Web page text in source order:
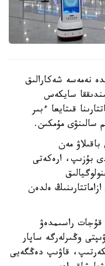
نەمەسە شەكارالىق
سايكەس
قىتايعا ءبىر
سالىنۋى مۇمكىن.
مەن
بۇزىپ، ارەكەتى
ەلدەن
قۇجات راسىمدەۋ
وڭىرلەرگە ساپار
قاۋىپ دەڭگەيى